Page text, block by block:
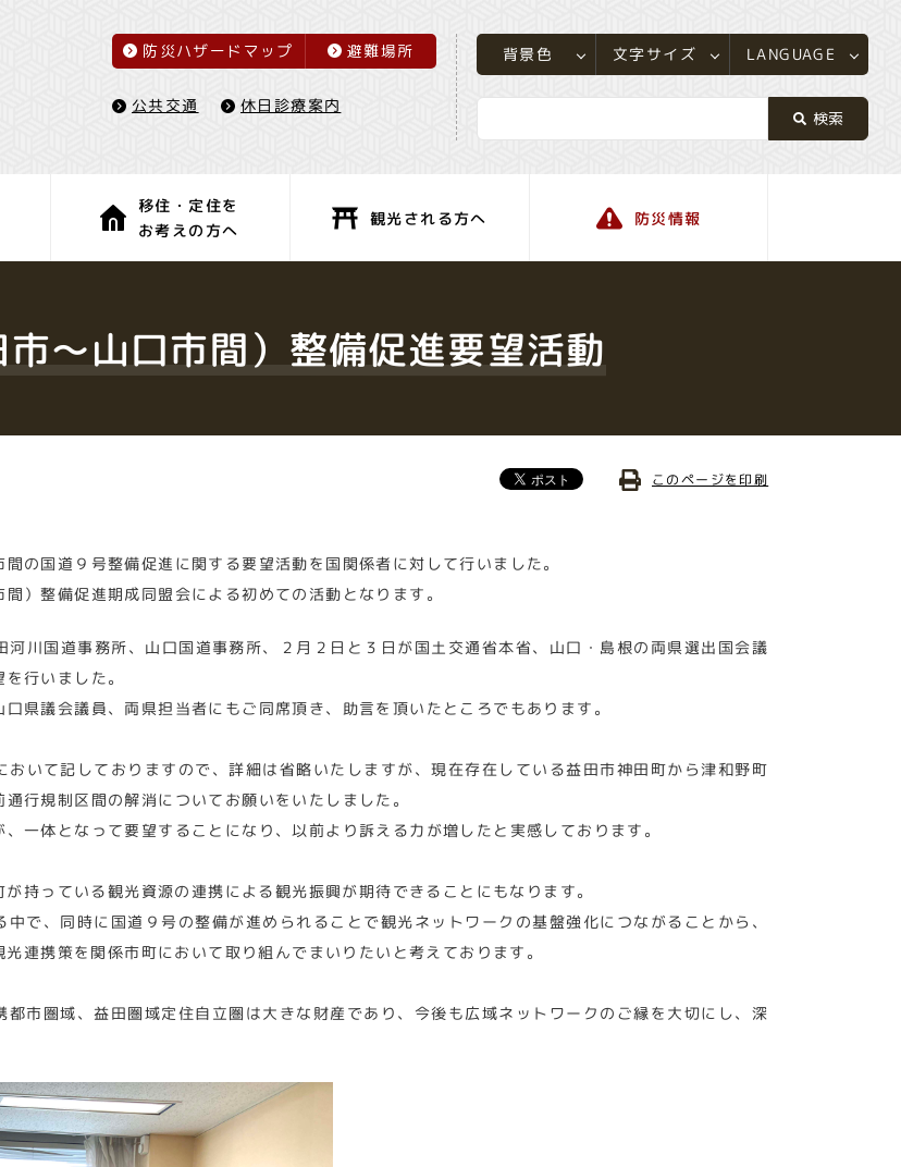
防災ハザードマップ 避難場所
公共交通 休日診療案内
背景色 文字サイズ LANGUAGE
移住・定住を
お考えの方へ
観光される方へ 防災情報
～山口市間）整備促進要望活動
このページを印刷
の国道９号整備促進に関する要望活動を国関係者に対して行いました。
）整備促進期成同盟会による初めての活動となります。
川国道事務所、山口国道事務所、２月２日と３日が国土交通省本省、山口・島根の両県選出国会議
行いました。
県議会議員、両県担当者にもご同席頂き、助言を頂いたところでもあります。
いて記しておりますので、詳細は省略いたしますが、現在存在している益田市神田町から津和野町
行規制区間の解消についてお願いをいたしました。
一体となって要望することになり、以前より訴える力が増したと実感しております。
持っている観光資源の連携による観光振興が期待できることにもなります。
で、同時に国道９号の整備が進められることで観光ネットワークの基盤強化につながることから、
連携策を関係市町において取り組んでまいりたいと考えております。
市圏域、益田圏域定住自立圏は大きな財産であり、今後も広域ネットワークのご縁を大切にし、深